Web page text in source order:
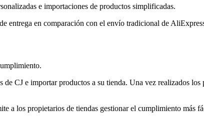
e importaciones de productos simplificadas.
entrega en comparación con el envío tradicional de
CJ e importar productos a su tienda. Una vez realizados
a los propietarios de tiendas gestionar el cumplimiento más